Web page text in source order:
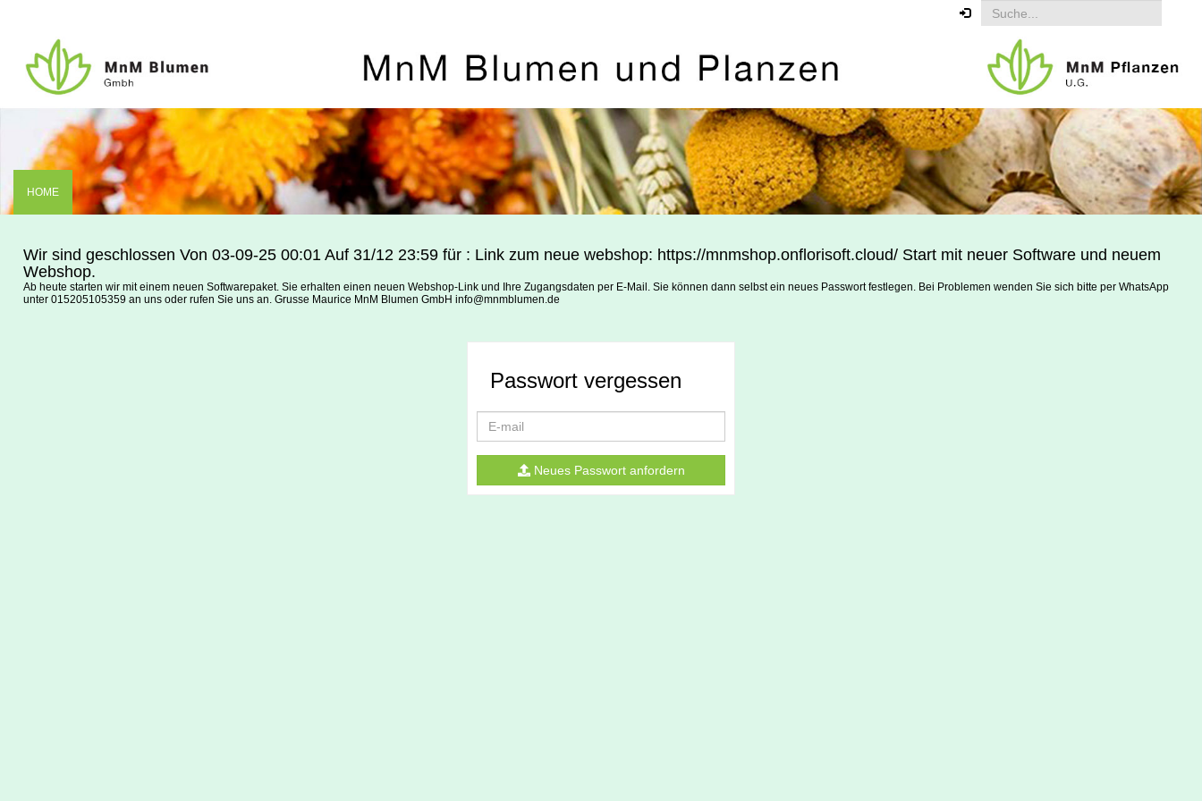
HOME
Wir sind geschlossen Von 03-09-25 00:01 Auf 31/12 23:59 für : Link zum neue webshop: https://mnmshop.onflorisoft.cloud/ Start mit neuer Software und neuem
Webshop.
Ab heute starten wir mit einem neuen Softwarepaket. Sie erhalten einen neuen Webshop-Link und Ihre Zugangsdaten per E-Mail. Sie können dann selbst ein neues Passwort festlegen. Bei Problemen wenden Sie sich bitte per WhatsApp
unter 015205105359 an uns oder rufen Sie uns an. Grusse Maurice MnM Blumen GmbH info@mnmblumen.de
Passwort vergessen
Neues Passwort anfordern